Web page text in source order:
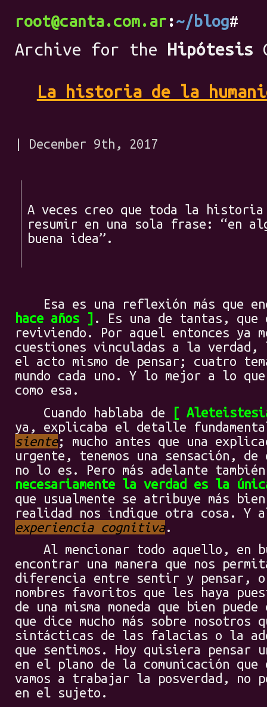
root@canta.com.ar ~/blog
Archive for the Hipótesis
La historia de la
| December 9th, 2017
A veces creo que toda la historia
resumir en una sola frase: “en
buena idea”.
Esa es una reflexión más que
hace años
. Es una de tantas, que
reviviendo. Por aquel entonces ya
cuestiones vinculadas a la
el acto mismo de pensar; cuatro
mundo cada uno. Y lo mejor a lo
como esa.
Cuando hablaba de
ya, explicaba el detalle
siente; mucho antes que una
urgente, tenemos una sensación,
no lo es. Pero más adelante
necesariamente la verdad es la
que usualmente se atribuye más
realidad nos indique otra cosa. Y
experiencia cognitiva.
Al mencionar todo aquello, en
encontrar una manera que nos
diferencia entre sentir y pensar,
nombres favoritos que les haya
de una misma moneda que bien
que dice mucho más sobre nosotros
sintácticas de las falacias o la
que sentimos. Hoy quisiera pensar
en el plano de la comunicación
vamos a trabajar la posverdad, no
en el sujeto.